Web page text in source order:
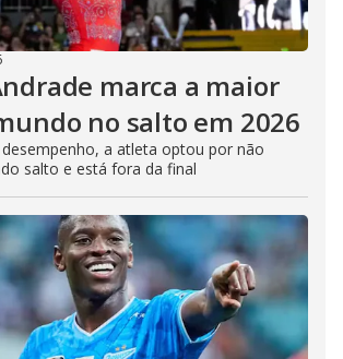
marca a maior
no salto em 2026
a atleta optou por não
salto e está fora da final